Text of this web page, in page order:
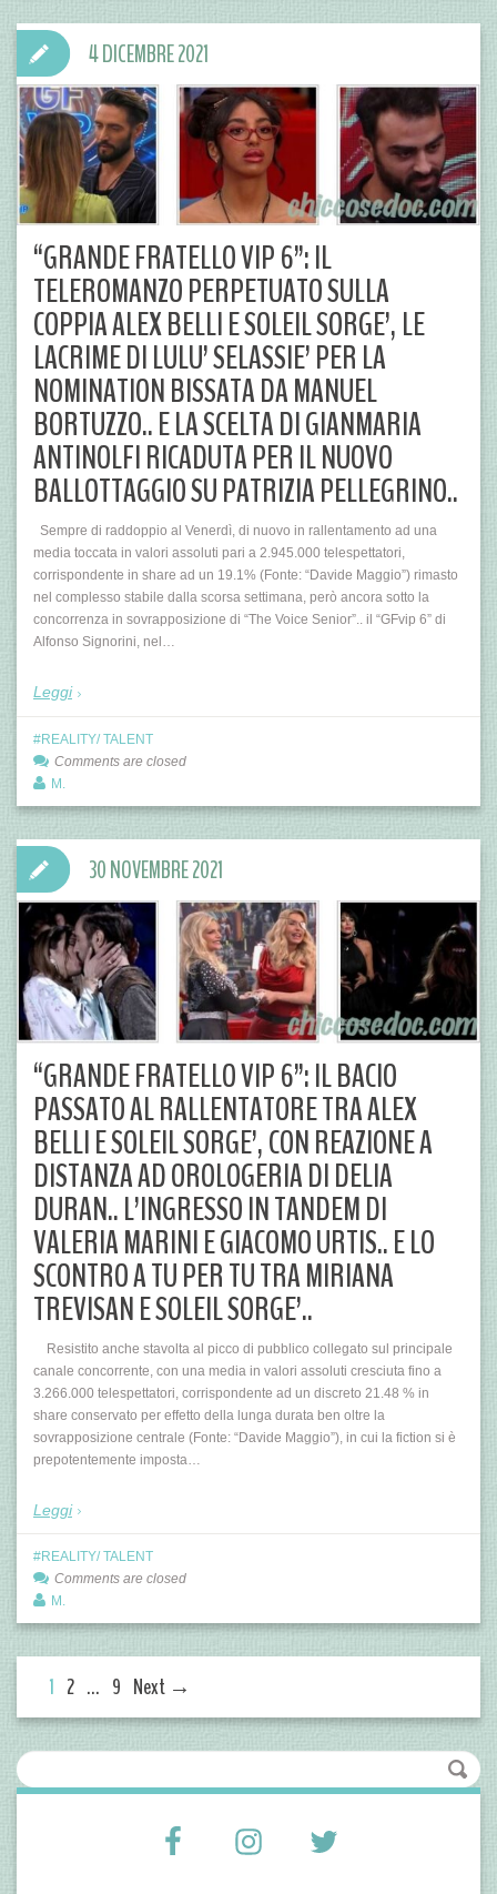
“GRANDE FRATELLO VIP 6”: IL
TELEROMANZO PERPETUATO SULLA
COPPIA ALEX BELLI E SOLEIL SORGE’, LE
LACRIME DI LULU’ SELASSIE’ PER LA
NOMINATION BISSATA DA MANUEL
BORTUZZO.. E LA SCELTA DI GIANMARIA
ANTINOLFI RICADUTA PER IL NUOVO
BALLOTTAGGIO SU PATRIZIA PELLEGRINO..
Sempre di raddoppio al Venerdì, di nuovo in rallentamento ad una
media toccata in valori assoluti pari a 2.945.000 telespettatori,
corrispondente in share ad un 19.1% (Fonte: “Davide Maggio”) rimasto
nel complesso stabile dalla scorsa settimana, però ancora sotto la
concorrenza in sovrapposizione di “The Voice Senior”.. il “GFvip 6” di
Alfonso Signorini, nel…
Leggi
4 DICEMBRE 2021
REALITY/ TALENT
Comments are closed
M.
“GRANDE FRATELLO VIP 6”: IL BACIO
PASSATO AL RALLENTATORE TRA ALEX
BELLI E SOLEIL SORGE’, CON REAZIONE A
DISTANZA AD OROLOGERIA DI DELIA
DURAN.. L’INGRESSO IN TANDEM DI
VALERIA MARINI E GIACOMO URTIS.. E LO
SCONTRO A TU PER TU TRA MIRIANA
TREVISAN E SOLEIL SORGE’..
Resistito anche stavolta al picco di pubblico collegato sul principale
canale concorrente, con una media in valori assoluti cresciuta fino a
3.266.000 telespettatori, corrispondente ad un discreto 21.48 % in
share conservato per effetto della lunga durata ben oltre la
sovrapposizione centrale (Fonte: “Davide Maggio”), in cui la fiction si è
prepotentemente imposta…
Leggi
30 NOVEMBRE 2021
REALITY/ TALENT
Comments are closed
M.
1 2 … 9 Next →